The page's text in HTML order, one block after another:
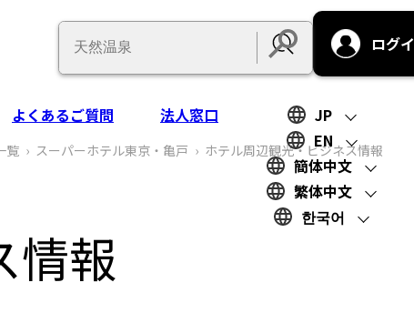
search
Submit
ログ
よくあるご質問 法人窓口
JP
EN
簡体中文
繁体中文
한국어
覧 スーパーホテル東京・亀戸 ホテル周辺観光‧ビジネス情報
情報